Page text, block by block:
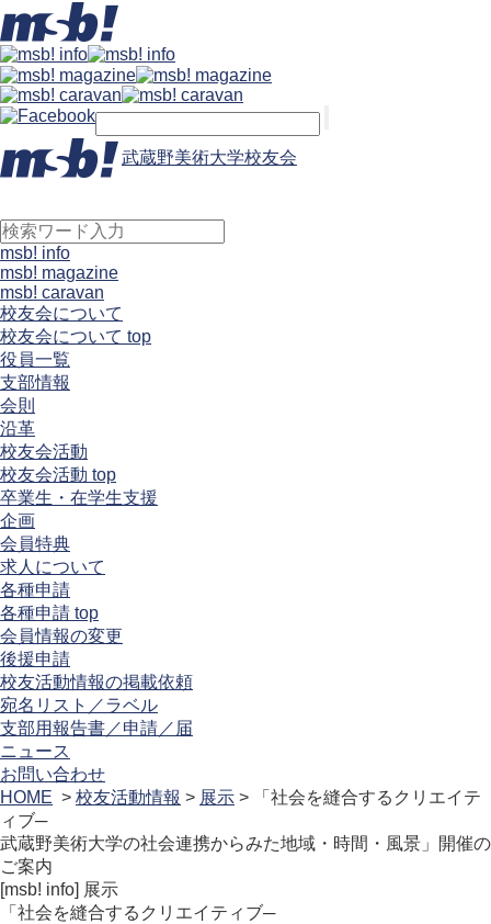
武蔵野美術大学校友会
msb! info
msb! magazine
msb! caravan
校友会について
校友会について top
役員一覧
支部情報
会則
沿革
校友会活動
校友会活動 top
卒業生・在学生支援
企画
会員特典
求人について
各種申請
各種申請 top
会員情報の変更
後援申請
校友活動情報の掲載依頼
宛名リスト／ラベル
支部用報告書／申請／届
ニュース
お問い合わせ
HOME > 校友活動情報 > 展示 > 「社会を縫合するクリエイテ
ィブ─
武蔵野美術大学の社会連携からみた地域・時間・風景」開催の
ご案内
[msb! info] 展示
「社会を縫合するクリエイティブ─